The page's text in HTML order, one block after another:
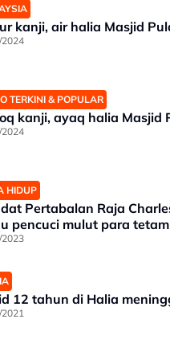
kanji, air halia Masjid
2024
TERKINI & POPULAR
kanji, ayaq halia Masjid
2024
HIDUP
Pertabalan Raja
pencuci mulut para
12 tahun di Halia
2021